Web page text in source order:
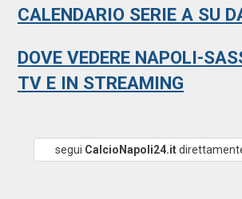
CALENDARIO SERIE A SU
DOVE VEDERE NAPOLI-
TV E IN STREAMING
segui CalcioNapoli24.it